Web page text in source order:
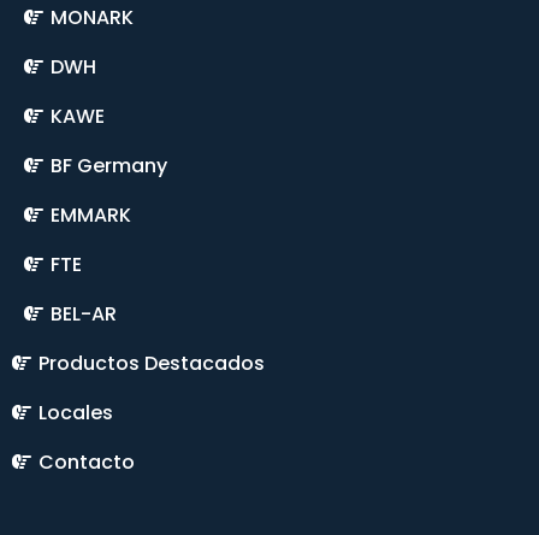
MONARK
DWH
KAWE
BF Germany
EMMARK
FTE
BEL-AR
Productos Destacados
Locales
Contacto